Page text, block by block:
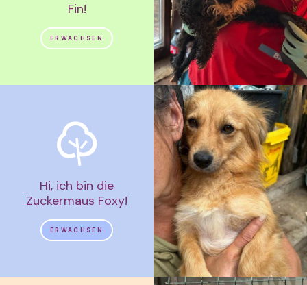
Fin!
ERWACHSEN
Hi, ich bin die
Zuckermaus Foxy!
ERWACHSEN